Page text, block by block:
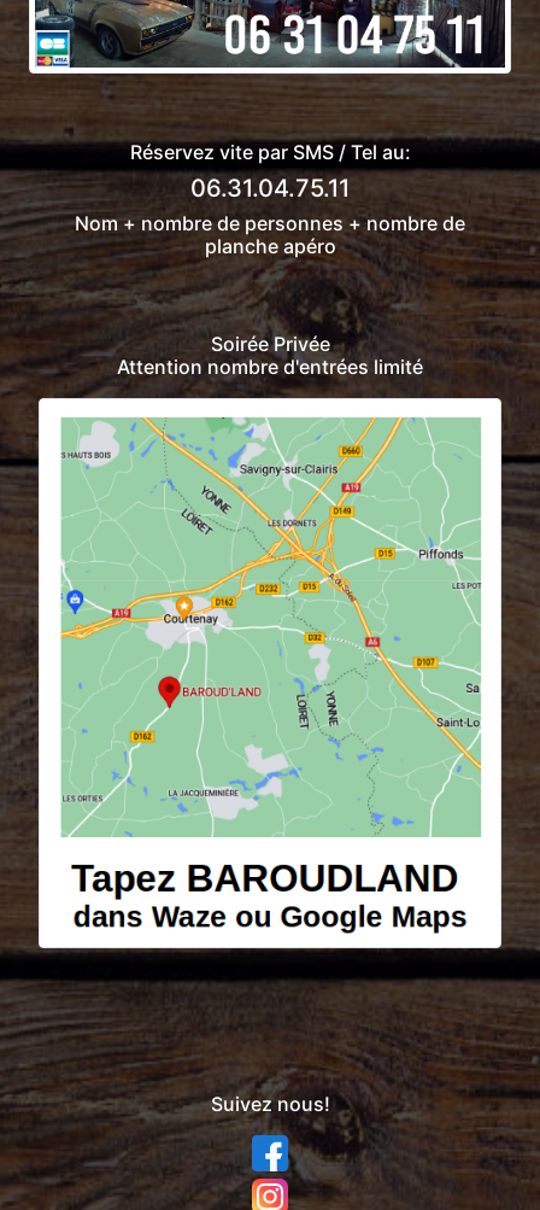
Réservez vite par SMS / Tel au:
06.31.04.75.11
Nom + nombre de personnes + nombre de
planche apéro
Soirée Privée
Attention nombre d'entrées limité
Suivez nous!